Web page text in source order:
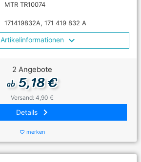
MTR TR10074
171419832A, 171 419 832 A
Artikelinformationen
2 Angebote
ab5,18 €
Versand: 4,90 €
Details keyboard_arrow_right
favorite_border merken